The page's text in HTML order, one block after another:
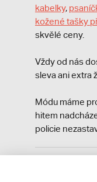
kabelky,
kožené tašky
skvělé ceny.
Vždy od nás
sleva ani extra
Módu máme
hitem
policie
Zároveň je